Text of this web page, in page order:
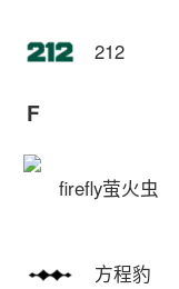
212
F
firefly萤火虫
方程豹